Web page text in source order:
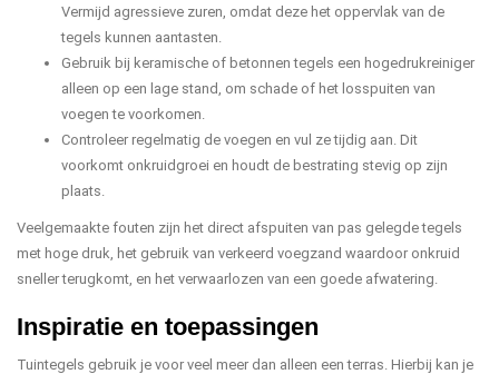
Vermijd agressieve zuren, omdat deze het oppervlak van de
tegels kunnen aantasten.
Gebruik bij keramische of betonnen tegels een hogedrukreiniger
alleen op een lage stand, om schade of het losspuiten van
voegen te voorkomen.
Controleer regelmatig de voegen en vul ze tijdig aan. Dit
voorkomt onkruidgroei en houdt de bestrating stevig op zijn
plaats.
Veelgemaakte fouten zijn het direct afspuiten van pas gelegde tegels
met hoge druk, het gebruik van verkeerd voegzand waardoor onkruid
sneller terugkomt, en het verwaarlozen van een goede afwatering.
Inspiratie en toepassingen
Tuintegels gebruik je voor veel meer dan alleen een terras. Hierbij kan je